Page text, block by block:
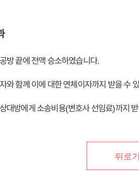
방 끝에 전액 승소하였습니다.
와 함께 이에 대한 연체이자까지 받을 수
대방에게 소송비용(변호사 선임료)까지
뒤로